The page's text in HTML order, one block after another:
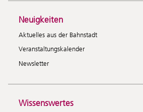
Neuigkeiten
Aktuelles aus der Bahnstadt
Veranstaltungskalender
Newsletter
Wissenswertes